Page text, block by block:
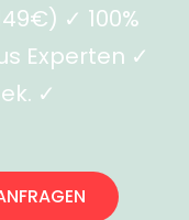
✓ 100%
Experten ✓
✓